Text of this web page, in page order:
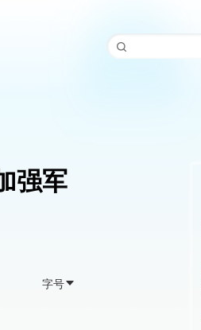
强军
字号